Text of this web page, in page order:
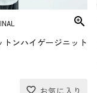
トンハイゲージニット